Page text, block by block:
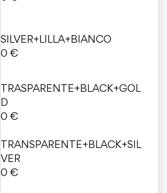
SILVER+LILLA+BIANCO
0 €
TRASPARENTE+BLACK+GOL
D
0 €
TRANSPARENTE+BLACK+SIL
VER
0 €